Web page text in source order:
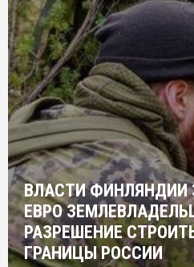
ВЛАСТИ ФИНЛЯНДИИ
ЕВРО
РАЗРЕШЕНИЕ
ГРАНИЦЫ РОССИИ